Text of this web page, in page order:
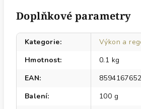
Doplňkové parametry
Kategorie:
Výkon a
Hmotnost:
0.1 kg
EAN:
Balení:
100 g